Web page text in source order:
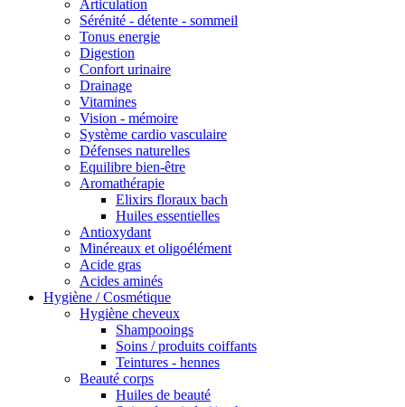
Articulation
Sérénité - détente - sommeil
Tonus energie
Digestion
Confort urinaire
Drainage
Vitamines
Vision - mémoire
Système cardio vasculaire
Défenses naturelles
Equilibre bien-être
Aromathérapie
Elixirs floraux bach
Huiles essentielles
Antioxydant
Minéreaux et oligoélément
Acide gras
Acides aminés
Hygiène / Cosmétique
Hygiène cheveux
Shampooings
Soins / produits coiffants
Teintures - hennes
Beauté corps
Huiles de beauté